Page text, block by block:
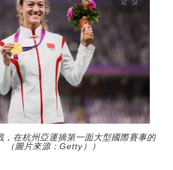
，在杭州亞運摘第一面大型國際賽事的
（圖片來源：Getty））